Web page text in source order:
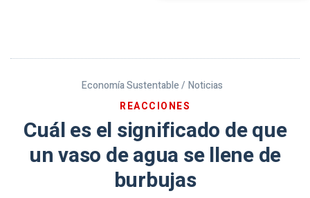
Economía Sustentable / Noticias
REACCIONES
Cuál es el significado de que
un vaso de agua se llene de
burbujas